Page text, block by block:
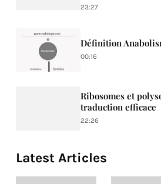
23:27
Définition
00:16
Ribosomes et
traduction efficace
22:26
Latest Articles